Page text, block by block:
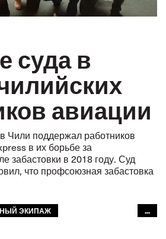
суда в
авиации
Чили поддержал работников
в их борьбе за
забастовки в 2018 году. Суд
что профсоюзная забастовка
ЭКИПАЖ
...